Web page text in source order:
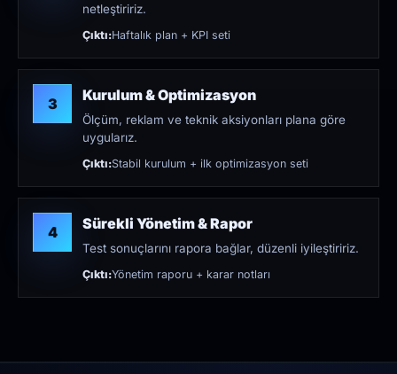
netleştiririz.
Çıktı:Haftalık plan + KPI seti
3 Kurulum & Optimizasyon
Ölçüm, reklam ve teknik aksiyonları plana göre
uygularız.
Çıktı:Stabil kurulum + ilk optimizasyon seti
4 Sürekli Yönetim & Rapor
Test sonuçlarını rapora bağlar, düzenli iyileştiririz.
Çıktı:Yönetim raporu + karar notları